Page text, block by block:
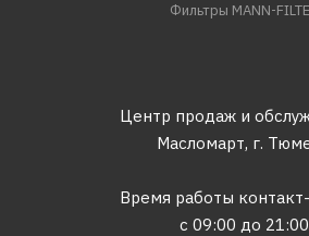
Фильтры MANN-
Центр продаж и
Масломарт, г.
Время работы
с 09:00 до 21:00